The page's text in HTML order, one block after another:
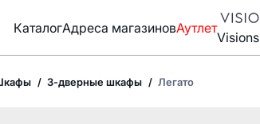
КаталогАдреса магазиновАутлет
Visions
3-дверные шкафы Легато